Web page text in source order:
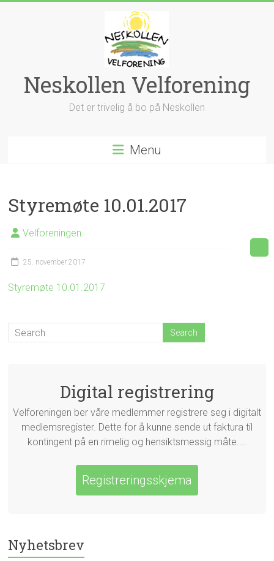
Neskollen Velforening
Det er trivelig å bo på Neskollen
Menu
Styremøte 10.01.2017
Velforeningen
25. november 2017
Styremøte 10.01.2017
Digital registrering
Velforeningen ber våre medlemmer registrere seg i digitalt
medlemsregister. Dette for å kunne sende ut faktura til
kontingent på en rimelig og hensiktsmessig måte....
Registreringsskjema
Nyhetsbrev